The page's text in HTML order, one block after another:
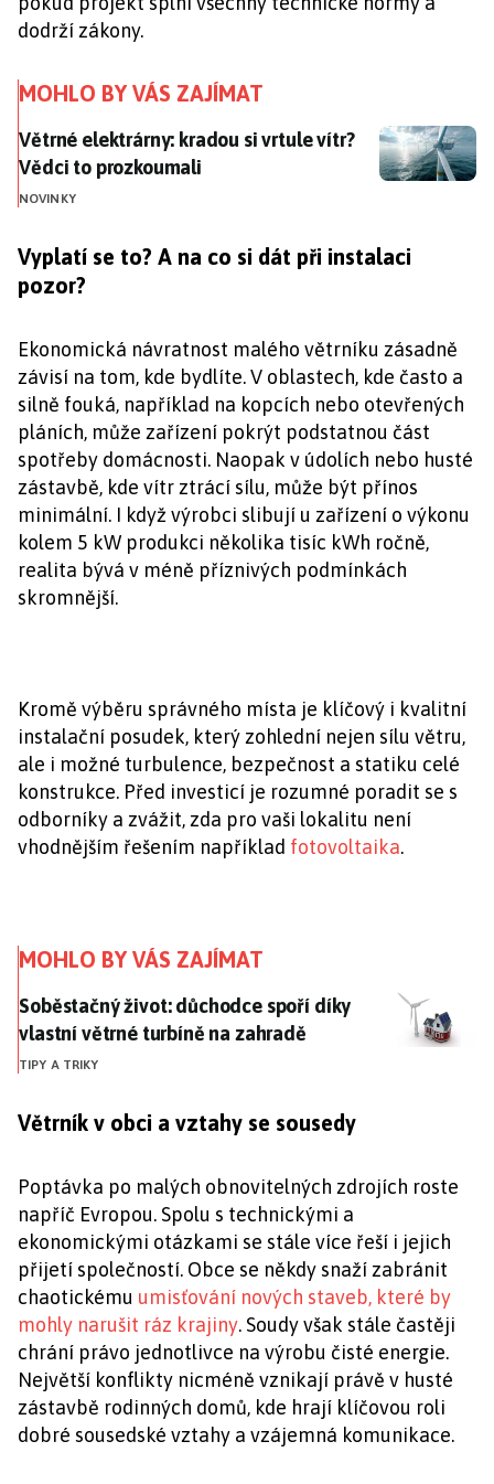
dodrží zákony.
MOHLO BY VÁS ZAJÍMAT
Větrné elektrárny: kradou si vrtule vítr? Vědci to
Větrné elektrárny: kradou si vrtule vítr?
Vědci to prozkoumali
NOVINKY
Vyplatí se to? A na co si dát při instalaci
pozor?
Ekonomická návratnost malého větrníku zásadně
závisí na tom, kde bydlíte. V oblastech, kde často a
silně fouká, například na kopcích nebo otevřených
pláních, může zařízení pokrýt podstatnou část
spotřeby domácnosti. Naopak v údolích nebo husté
zástavbě, kde vítr ztrácí sílu, může být přínos
minimální. I když výrobci slibují u zařízení o výkonu
kolem 5 kW produkci několika tisíc kWh ročně,
realita bývá v méně příznivých podmínkách
skromnější.
Kromě výběru správného místa je klíčový i kvalitní
instalační posudek, který zohlední nejen sílu větru,
ale i možné turbulence, bezpečnost a statiku celé
konstrukce. Před investicí je rozumné poradit se s
odborníky a zvážit, zda pro vaši lokalitu není
vhodnějším řešením například fotovoltaika.
MOHLO BY VÁS ZAJÍMAT
Soběstačný život: důchodce spoří díky vlastní větrné
Soběstačný život: důchodce spoří díky
vlastní větrné turbíně na zahradě
TIPY A TRIKY
Větrník v obci a vztahy se sousedy
Poptávka po malých obnovitelných zdrojích roste
napříč Evropou. Spolu s technickými a
ekonomickými otázkami se stále více řeší i jejich
přijetí společností. Obce se někdy snaží zabránit
chaotickému umisťování nových staveb, které by
mohly narušit ráz krajiny. Soudy však stále častěji
chrání právo jednotlivce na výrobu čisté energie.
Největší konflikty nicméně vznikají právě v husté
zástavbě rodinných domů, kde hrají klíčovou roli
dobré sousedské vztahy a vzájemná komunikace.